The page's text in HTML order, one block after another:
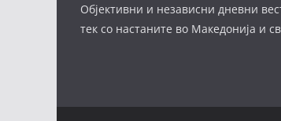
Објективни и независни дневни
тек со настаните во Македонија и